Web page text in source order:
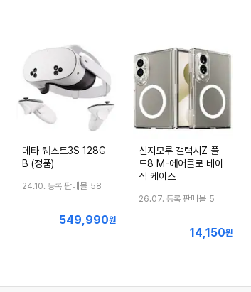
메타 퀘스트3S 128G
B (정품)
24.10. 등록 판매몰 58
최
549,990원
신지모루 갤럭시Z 폴
드8 M-에어클로 베이
직 케이스
26.07. 등록 판매몰 5
최
14,150원